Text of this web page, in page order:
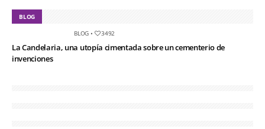
BLOG
BLOG • 3492
La Candelaria, una utopía cimentada sobre un cementerio de
invenciones